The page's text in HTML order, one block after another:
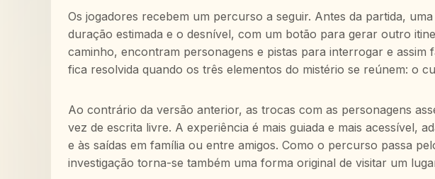
Os jogadores recebem um percurso a seguir. Antes da partida,
duração estimada e o desnível, com um botão para gerar outro
caminho, encontram personagens e pistas para interrogar e assim
fica resolvida quando os três elementos do mistério se reúnem: o
Ao contrário da versão anterior, as trocas com as personagens
vez de escrita livre. A experiência é mais guiada e mais acessível,
e às saídas em família ou entre amigos. Como o percurso passa
investigação torna-se também uma forma original de visitar um